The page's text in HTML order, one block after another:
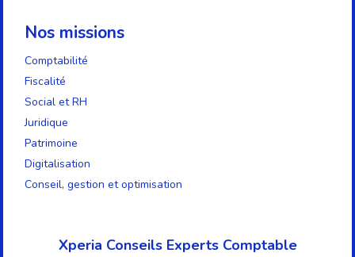
Nos missions
Comptabilité
Fiscalité
Social et RH
Juridique
Patrimoine
Digitalisation
Conseil, gestion et optimisation
Xperia Conseils Experts Comptable